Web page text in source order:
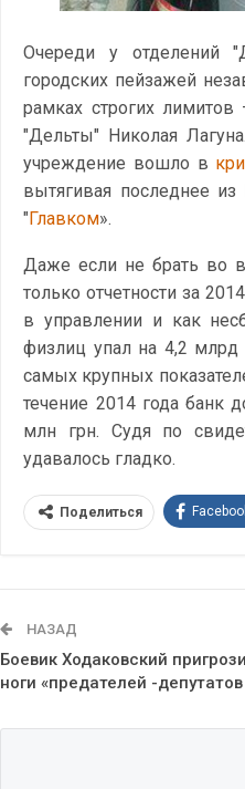
Очереди у отделений
городских пейзажей
рамках строгих
"Дельты" Николая
учреждение вошло в
вытягивая последнее
"Главком».
Даже если не брать во
только отчетности за
в управлении и как
физлиц упал на 4,2 млрд
самых крупных
течение 2014 года
млн грн. Судя по
удавалось гладко.
Поделиться
НАЗАД
Боевик Ходаковский
ноги «предателей -